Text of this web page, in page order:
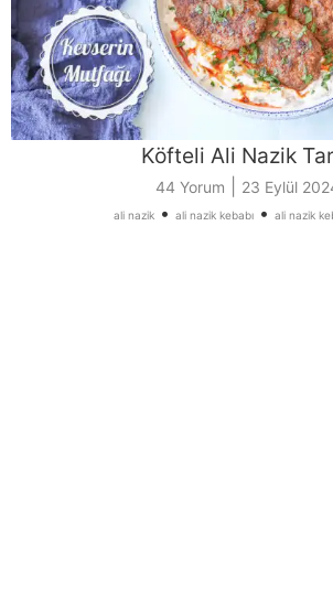
Köfteli Ali Nazik
44 Yorum 23 Eylül
ali nazik • ali nazik kebabı • ali nazik